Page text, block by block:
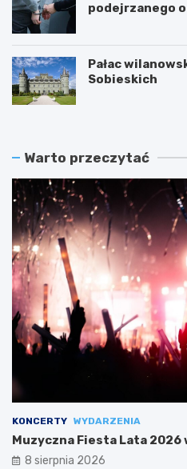
podejrzanego
Pałac
Sobieskich
Warto przeczytać
KONCERTY WYDARZENIA
Muzyczna Fiesta Lata 2026
8 sierpnia 2026